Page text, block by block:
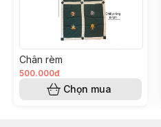
Chân rèm
500.000đ
Chọn mua